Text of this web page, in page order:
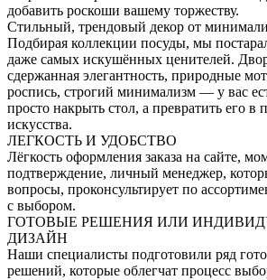
добавить роскоши вашему торжеству.
Стильный, трендовый декор от
Подбирая коллекции посуды, мы
даже самых искушённых ценителей.
сдержанная элегантность, природные
роспись, строгий минимализм — у вас
просто накрыть стол, а превратить его в
искусства.
ЛЕГКОСТЬ И УДОБСТВО
Лёгкость оформления заказа на сайте,
подтверждение, личный менеджер,
вопросы, проконсультирует по
с выбором.
ГОТОВЫЕ РЕШЕНИЯ ИЛИ
ДИЗАЙН
Наши специалисты подготовили ряд
решений, которые облегчат процесс